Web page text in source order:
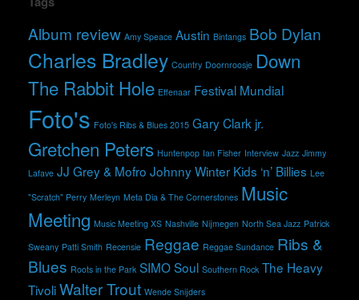
Album review Amy Speace Austin Bintangs Bob Dylan
Charles Bradley Country Doornroosje Down
The Rabbit Hole Effenaar Festival Mundial
Foto's Foto's Ribs & Blues 2015 Gary Clark jr.
Gretchen Peters Huntenpop Ian Fisher Interview Jazz Jimmy
Lafave JJ Grey & Mofro Johnny Winter Kids ‘n’ Billies Lee
"Scratch" Perry Merleyn Meta Dia & The Cornerstones Music
Meeting Music Meeting XS Nashville Nijmegen North Sea Jazz Patrick
Sweany Patti Smith Recensie Reggae Reggae Sundance Ribs &
Blues Roots in the Park SIMOSoul Southern Rock The Heavy
TivoliWalter Trout Wende Snijders